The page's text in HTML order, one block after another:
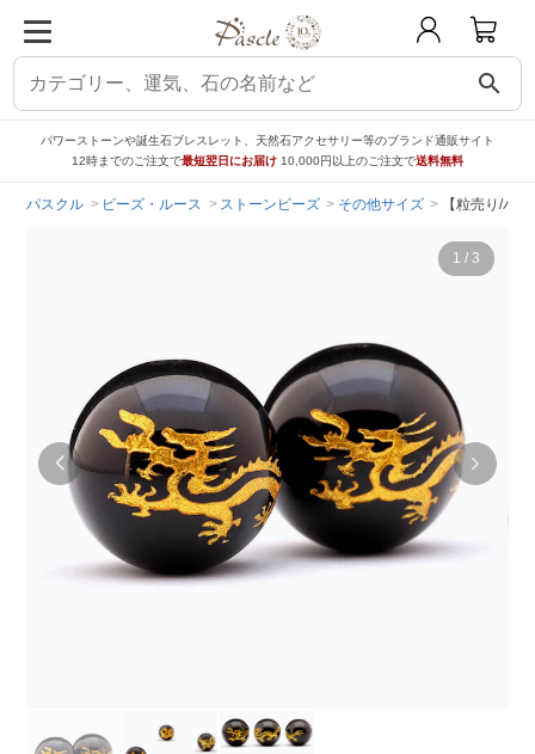
search
パワーストーンや誕生石ブレスレット、天然石アクセサリー等のブランド通販サイト
12時までのご注文で最短翌日にお届け 10,000円以上のご注文で送料無料
パスクル ビーズ・ルース ストーンビーズ その他サイズ 【粒売り/バ
1 / 3